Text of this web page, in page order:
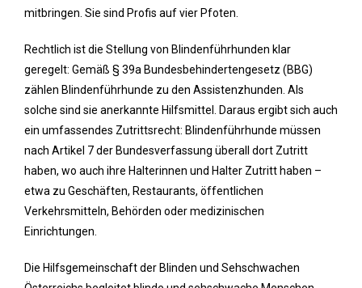
mitbringen. Sie sind Profis auf vier Pfoten.
Rechtlich ist die Stellung von Blindenführhunden klar
geregelt: Gemäß § 39a Bundesbehindertengesetz (BBG)
zählen Blindenführhunde zu den Assistenzhunden. Als
solche sind sie anerkannte Hilfsmittel. Daraus ergibt sich auch
ein umfassendes Zutrittsrecht: Blindenführhunde müssen
nach Artikel 7 der Bundesverfassung überall dort Zutritt
haben, wo auch ihre Halterinnen und Halter Zutritt haben –
etwa zu Geschäften, Restaurants, öffentlichen
Verkehrsmitteln, Behörden oder medizinischen
Einrichtungen.
Die Hilfsgemeinschaft der Blinden und Sehschwachen